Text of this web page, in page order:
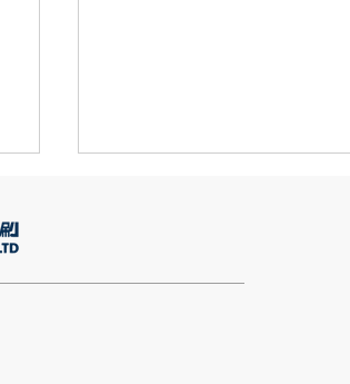
お昼ご飯つくりに、食べ盛り男